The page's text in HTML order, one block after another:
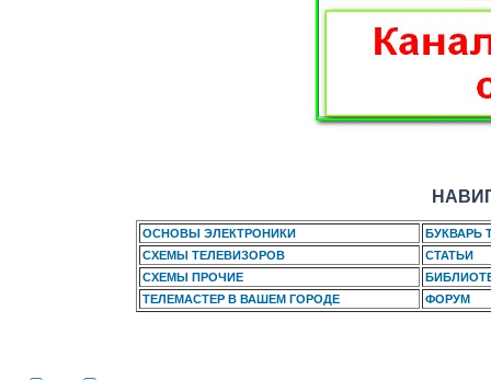
ОСНОВЫ ЭЛЕКТРОНИКИ
БУКВАРЬ
СХЕМЫ ТЕЛЕВИЗОРОВ
СТАТЬИ
СХЕМЫ ПРОЧИЕ
ТЕЛЕМАСТЕР В ВАШЕМ ГОРОДЕ
ФОРУМ